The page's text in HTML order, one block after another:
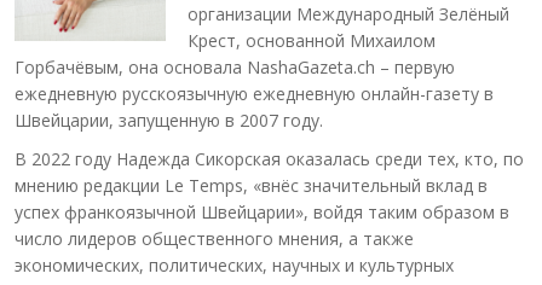
организации Международный Зелёный
Крест, основанной Михаилом
Горбачёвым, она основала NashaGazeta.ch – первую
ежедневную русскоязычную ежедневную онлайн-газету в
Швейцарии, запущенную в 2007 году.
В 2022 году Надежда Сикорская оказалась среди тех, кто, по
мнению редакции Le Temps, «внёс значительный вклад в
успех франкоязычной Швейцарии», войдя таким образом в
число лидеров общественного мнения, а также
экономических, политических, научных и культурных